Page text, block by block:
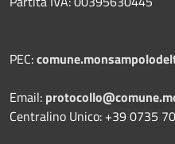
PEC:
Email:
Centralino Unico: +39 0735